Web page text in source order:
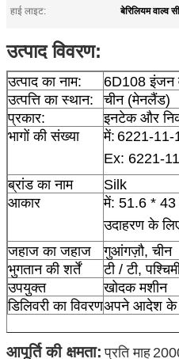
हाई लाइट:
बेरिलियम वाल्व
उत्पाद विवरण:
उत्पाद का नाम:
6D108 इंजन
उत्पत्ति का स्थान:
चीन (मेनलैंड)
प्रकार:
इनटेक और
भागों की संख्या
में: 6221-11-
Ex: 6221-
ब्रांड का नाम
Silk
आकार
में: 51.6 *
उदाहरण के
जहाज का जहाज
गुआंगज़ौ, चीन
भुगतान की शर्तें
टी / टी,
उपयुक्त
खोदक मशीन
डिलिवरी का विवरणअपने आदेश के
आपूर्ति की क्षमता: प्रति माह